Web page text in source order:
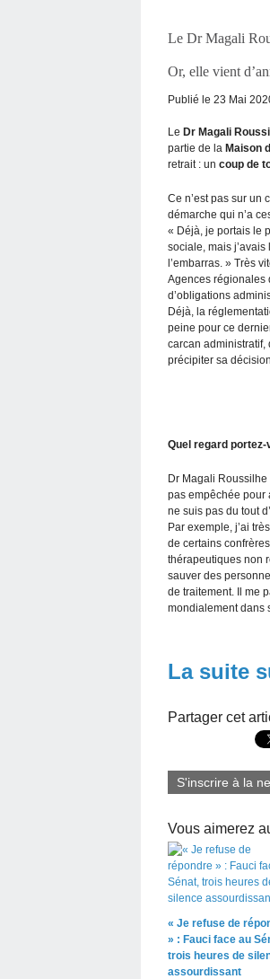
Le Dr Magali
Or, elle vient
Publié le 23 Mai
Le Dr Magali
partie de la Maison
retrait : un coup de
Ce n’est pas sur un
démarche qui n’a
« Déjà, je portais le
sociale, mais
l’embarras. » Très
Agences régionales
d’obligations
Déjà, la
peine pour ce
carcan administratif,
précipiter sa
Quel regard
Dr Magali
pas empêchée pour
ne suis pas du tout
Par exemple, j’ai
de certains
thérapeutiques non
sauver des
de traitement. Il me
mondialement dans
La suite
Partager cet
S'inscrire à la
Vous aimerez
« Je refuse de
» : Fauci face au
trois heures de
assourdissant